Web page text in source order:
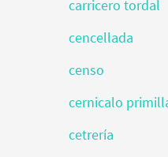
carricero tordal
cencellada
censo
cernicalo
cetrería